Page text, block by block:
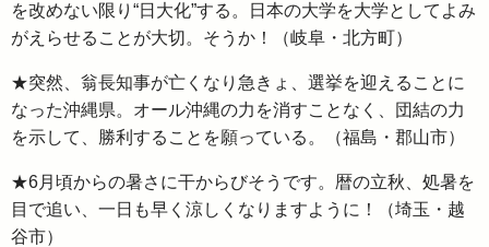
を改めない限り“日大化”する。日本の大学を大学としてよみ
がえらせることが大切。そうか！（岐阜・北方町）
★突然、翁長知事が亡くなり急きょ、選挙を迎えることに
なった沖縄県。オール沖縄の力を消すことなく、団結の力
を示して、勝利することを願っている。（福島・郡山市）
★6月頃からの暑さに干からびそうです。暦の立秋、処暑を
目で追い、一日も早く涼しくなりますように！（埼玉・越
谷市）